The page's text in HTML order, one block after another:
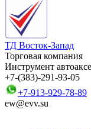
ТД Восток-Запад
Торговая компания
Инструмент
+7-(383)-291-93-05
+7-913-929-78-89
ew@evv.su